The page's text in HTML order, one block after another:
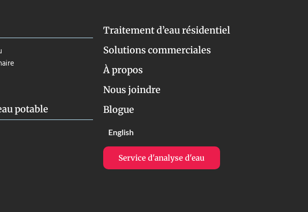
potable
Traitement d’eau résidentiel
Solutions commerciales
À propos
Nous joindre
Blogue
English
Service d'analyse d'eau